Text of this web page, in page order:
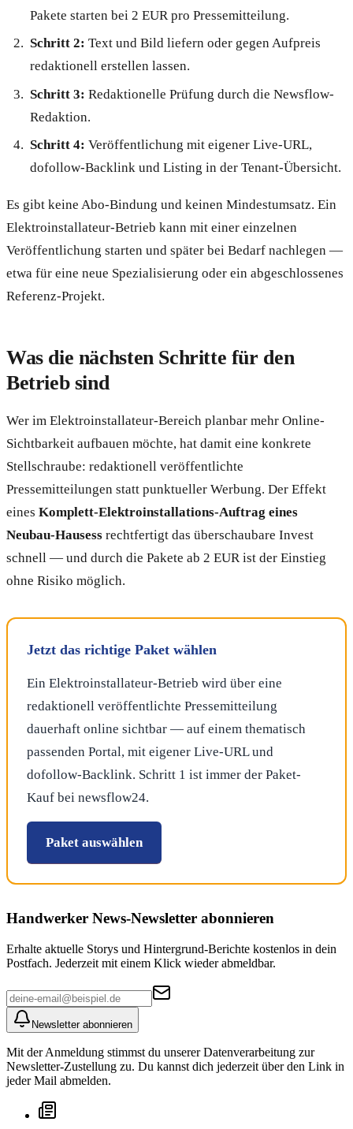
Pakete starten bei 2 EUR pro Pressemitteilung.
Schritt 2: Text und Bild liefern oder gegen Aufpreis
redaktionell erstellen lassen.
Schritt 3: Redaktionelle Prüfung durch die Newsflow-
Redaktion.
Schritt 4: Veröffentlichung mit eigener Live-URL,
dofollow-Backlink und Listing in der Tenant-Übersicht.
Es gibt keine Abo-Bindung und keinen Mindestumsatz. Ein
Elektroinstallateur-Betrieb kann mit einer einzelnen
Veröffentlichung starten und später bei Bedarf nachlegen —
etwa für eine neue Spezialisierung oder ein abgeschlossenes
Referenz-Projekt.
Was die nächsten Schritte für den
Betrieb sind
Wer im Elektroinstallateur-Bereich planbar mehr Online-
Sichtbarkeit aufbauen möchte, hat damit eine konkrete
Stellschraube: redaktionell veröffentlichte
Pressemitteilungen statt punktueller Werbung. Der Effekt
eines Komplett-Elektroinstallations-Auftrag eines
Neubau-Hausess rechtfertigt das überschaubare Invest
schnell — und durch die Pakete ab 2 EUR ist der Einstieg
ohne Risiko möglich.
Jetzt das richtige Paket wählen
Ein Elektroinstallateur-Betrieb wird über eine
redaktionell veröffentlichte Pressemitteilung
dauerhaft online sichtbar — auf einem thematisch
passenden Portal, mit eigener Live-URL und
dofollow-Backlink. Schritt 1 ist immer der Paket-
Kauf bei newsflow24.
Paket auswählen
Handwerker News-Newsletter abonnieren
Erhalte aktuelle Storys und Hintergrund-Berichte kostenlos in dein
Postfach. Jederzeit mit einem Klick wieder abmeldbar.
Newsletter abonnieren
Mit der Anmeldung stimmst du unserer Datenverarbeitung zur
Newsletter-Zustellung zu. Du kannst dich jederzeit über den Link in
jeder Mail abmelden.